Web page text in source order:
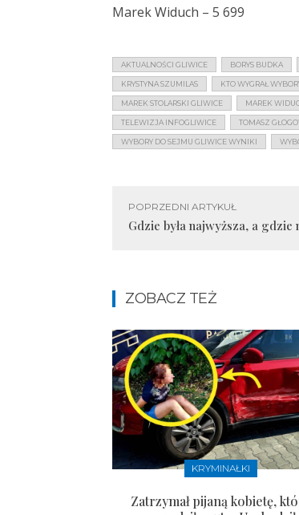
Marek Widuch – 5 699
AKTUALNOŚCI GLIWICE BORYS BUDKA
KRYSTYNA SZUMILAS KTO WYGRAŁ
MAREK STOLARSKI GLIWICE MAREK
TELEWIZJA INFOGLIWICE TOMASZ
WYBORY DO SEJMU GLIWICE WYNIKI
POPRZEDNI ARTYKUŁ
Gdzie była najwyższa, a
ZOBACZ TEŻ
KRYMINAŁKI
Zatrzymał pijaną kobietę,